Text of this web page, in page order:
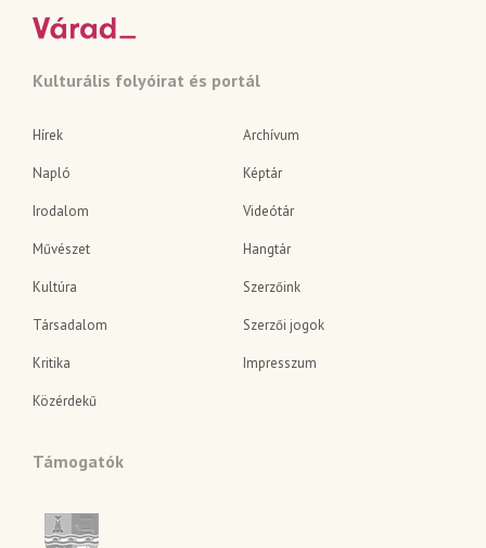
Kulturális folyóirat és portál
Hírek
Napló
Irodalom
Művészet
Kultúra
Társadalom
Kritika
Közérdekű
Archívum
Képtár
Videótár
Hangtár
Szerzőink
Szerzői jogok
Impresszum
Támogatók